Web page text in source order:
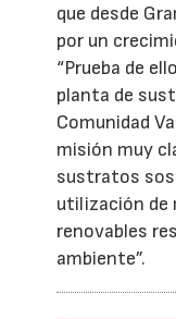
que desde
por un
“Prueba de
planta de
Comunidad
misión muy
sustratos
utilización de
renovables
ambiente”.